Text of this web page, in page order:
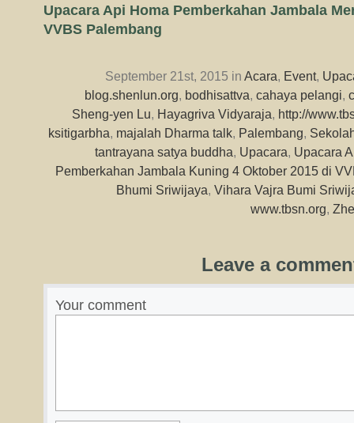
Upacara Api Homa Pemberkahan Jambala
VVBS Palembang
September 21st, 2015 in Acara, Event,
blog.shenlun.org, bodhisattva, cahaya pelangi,
Sheng-yen Lu, Hayagriva Vidyaraja, http://
ksitigarbha, majalah Dharma talk, Palembang,
tantrayana satya buddha, Upacara, Upacara
Pemberkahan Jambala Kuning 4 Oktober 2015 di
Bhumi Sriwijaya, Vihara Vajra Bumi
www.tbsn.org,
Leave a
Your comment